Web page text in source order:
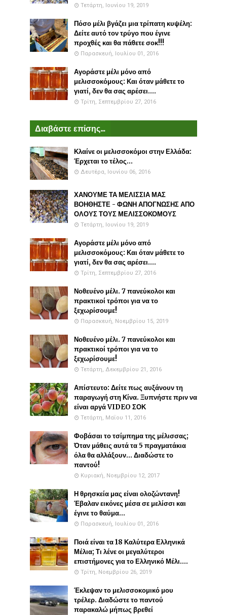
Τετάρτη, Ιουνίου 19, 2019
Πόσο μέλι βγάζει μια τρίπατη κυψέλη:
Δείτε αυτό τον τρύγο που έγινε
προχθές και θα πάθετε σοκ!!!
Παρασκευή, Ιουλίου 01, 2016
Αγοράστε μέλι μόνο από
μελισσοκόμους: Και όταν μάθετε το
γιατί, δεν θα σας αρέσει....
Τρίτη, Σεπτεμβρίου 27, 2016
Διαβάστε επίσης...
Κλαίνε οι μελισσοκόμοι στην Ελλάδα:
Έρχεται το τέλος...
Δευτέρα, Ιουνίου 06, 2016
ΧΑΝΟΥΜΕ ΤΑ ΜΕΛΙΣΣΙΑ ΜΑΣ
ΒΟΗΘΗΣΤΕ - ΦΩΝΗ ΑΠΟΓΝΩΣΗΣ ΑΠΟ
ΟΛΟΥΣ ΤΟΥΣ ΜΕΛΙΣΣΟΚΟΜΟΥΣ
Τετάρτη, Ιουνίου 19, 2019
Αγοράστε μέλι μόνο από
μελισσοκόμους: Και όταν μάθετε το
γιατί, δεν θα σας αρέσει....
Τρίτη, Σεπτεμβρίου 27, 2016
Νοθευένο μέλι. 7 πανεύκολοι και
πρακτικοί τρόποι για να το
ξεχωρίσουμε!
Παρασκευή, Νοεμβρίου 15, 2019
Νοθευένο μέλι. 7 πανεύκολοι και
πρακτικοί τρόποι για να το
ξεχωρίσουμε!
Τετάρτη, Δεκεμβρίου 21, 2016
Απίστευτο: Δείτε πως αυξάνουν τη
παραγωγή στη Κίνα. Ξυπνήστε πριν να
είναι αργά VIDEO ΣΟΚ
Τετάρτη, Μαΐου 11, 2016
Φοβάσαι το τσίμπημα της μέλισσας;
Όταν μάθεις αυτά τα 5 πραγματάκια
όλα θα αλλάξουν... Διαδώστε το
παντού!
Κυριακή, Νοεμβρίου 12, 2017
Η θρησκεία μας είναι ολοζώντανη!
Έβαλαν εικόνες μέσα σε μελίσσι και
έγινε το θαύμα...
Παρασκευή, Ιουλίου 01, 2016
Ποιά είναι τα 18 Καλύτερα Ελληνικά
Μέλια; Τι λένε οι μεγαλύτεροι
επιστήμονες για το Ελληνικό Μέλι....
Τρίτη, Νοεμβρίου 26, 2019
Έκλεψαν το μελισσοκομικό μου
τρέλερ. Διαδώστε το παντού
παρακαλώ μήπως βρεθεί